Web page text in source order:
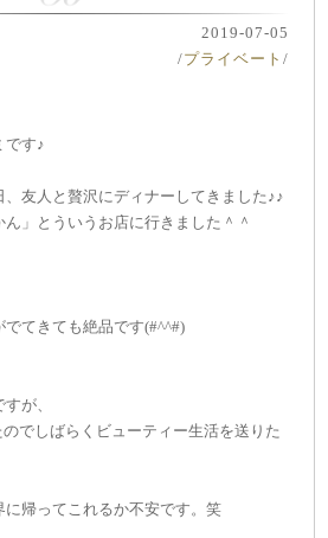
2019-07-05
/プライベート /
です♪
友人と贅沢にディナーしてきました♪♪
」とういうお店に行きました＾＾
てきても絶品です(#^^#)
が、
でしばらくビューティー生活を送りた
帰ってこれるか不安です。笑